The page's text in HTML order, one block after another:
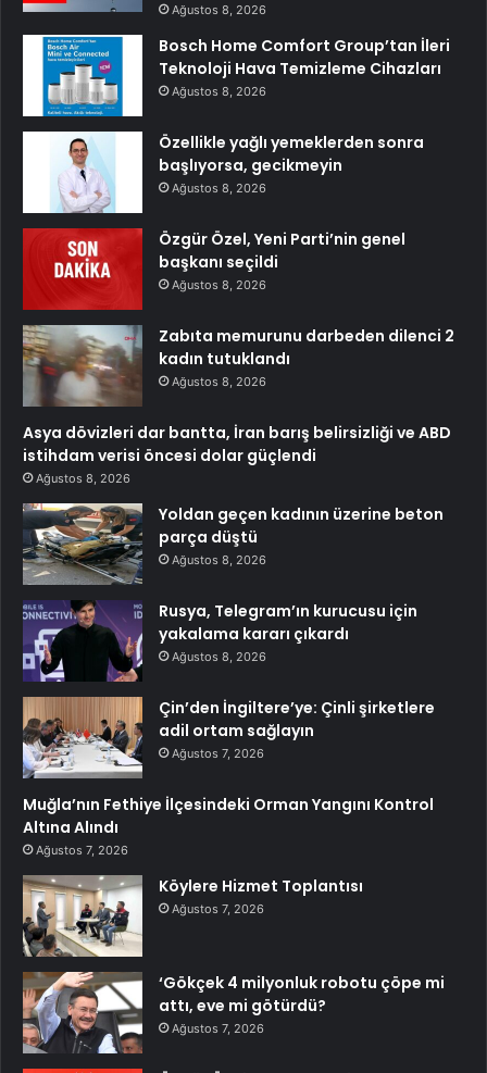
Ağustos 8, 2026
Bosch Home Comfort Group’tan İleri
Teknoloji Hava Temizleme Cihazları
Ağustos 8, 2026
Özellikle yağlı yemeklerden sonra
başlıyorsa, gecikmeyin
Ağustos 8, 2026
Özgür Özel, Yeni Parti’nin genel
başkanı seçildi
Ağustos 8, 2026
Zabıta memurunu darbeden dilenci 2
kadın tutuklandı
Ağustos 8, 2026
Asya dövizleri dar bantta, İran barış belirsizliği ve ABD
istihdam verisi öncesi dolar güçlendi
Ağustos 8, 2026
Yoldan geçen kadının üzerine beton
parça düştü
Ağustos 8, 2026
Rusya, Telegram’ın kurucusu için
yakalama kararı çıkardı
Ağustos 8, 2026
Çin’den İngiltere’ye: Çinli şirketlere
adil ortam sağlayın
Ağustos 7, 2026
Muğla’nın Fethiye İlçesindeki Orman Yangını Kontrol
Altına Alındı
Ağustos 7, 2026
Köylere Hizmet Toplantısı
Ağustos 7, 2026
‘Gökçek 4 milyonluk robotu çöpe mi
attı, eve mi götürdü?
Ağustos 7, 2026